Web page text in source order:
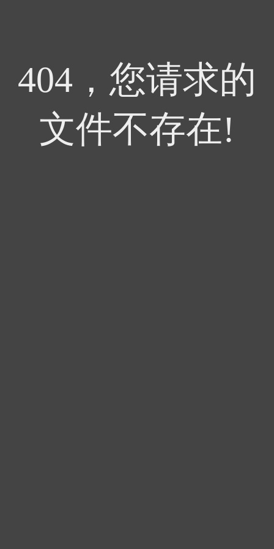
404，您请求的
文件不存在!